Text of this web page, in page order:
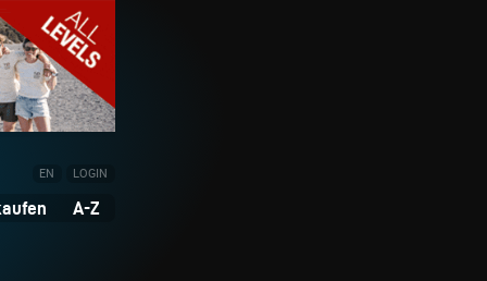
EN LOGIN
A-Z